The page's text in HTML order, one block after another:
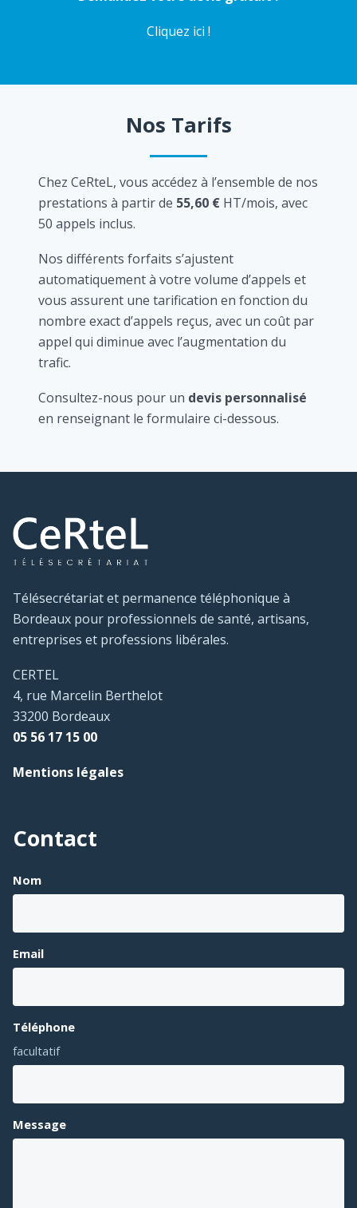
Cliquez ici !
Nos Tarifs
Chez CeRteL, vous accédez à l’ensemble de nos
prestations à partir de 55,60 € HT/mois, avec
50 appels inclus.
Nos différents forfaits s’ajustent
automatiquement à votre volume d’appels et
vous assurent une tarification en fonction du
nombre exact d’appels reçus, avec un coût par
appel qui diminue avec l’augmentation du
trafic.
Consultez-nous pour un devis personnalisé
en renseignant le formulaire ci-dessous.
Télésecrétariat et permanence téléphonique à
Bordeaux pour professionnels de santé, artisans,
entreprises et professions libérales.
CERTEL
4, rue Marcelin Berthelot
33200 Bordeaux
05 56 17 15 00
Mentions légales
Contact
Nom
Email
Téléphone
facultatif
Message